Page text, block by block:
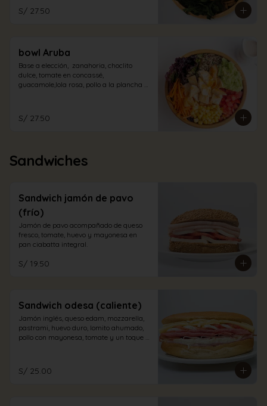
S/ 27.50
bowl Aruba
Base a elección,  zanahoria, choclito
dulce, tomate en concassé,
guacamole,lola rosa, pollo a la plancha
S/ 27.50
Sandwiches
Sandwich jamón de pavo
(frío)
Jamón de pavo acompañado de queso
fresco, tomate, huevo y mayonesa en
pan ciabatta integral.
S/ 19.50
Sandwich odesa (caliente)
Jamón inglés, queso edam, mozzarella,
pastrami, huevo duro, lomito ahumado,
pollo con mayonesa, tomate y un toque
S/ 25.00